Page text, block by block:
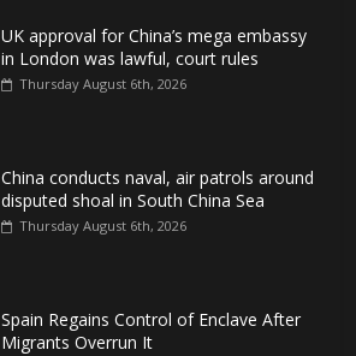
UK approval for China’s mega embassy
in London was lawful, court rules
Thursday August 6th, 2026
China conducts naval, air patrols around
disputed shoal in South China Sea
Thursday August 6th, 2026
Spain Regains Control of Enclave After
Migrants Overrun It